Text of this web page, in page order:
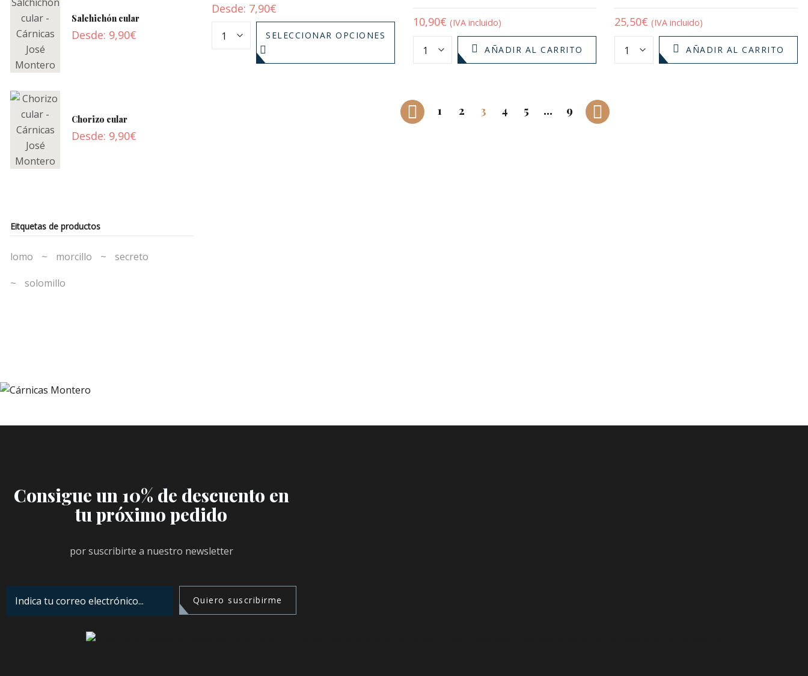
Salchichón cular
Desde: 9,90€
Chorizo cular
Desde: 9,90€
Eitquetas de productos
lomo morcillo
secreto
solomillo
Desde: 7,90€
SELECCIONAR OPCIONES
10,90€ (IVA incluido)
AÑADIR AL CARRITO
25,50€ (IVA incluido)
AÑADIR AL CARRITO
1 2 3 4 5 … 9
Consigue un 10% de descuento en
tu próximo pedido
por suscribirte a nuestro newsletter
Quiero suscribirme